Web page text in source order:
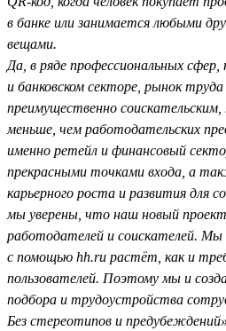
в банке или занимается любыми
вещами.
Да, в ряде профессиональных сфер,
и банковском секторе, рынок
преимущественно
меньше, чем работодательских
именно ретейл и финансовый
прекрасными точками входа, а
карьерного роста и развития для
мы уверены, что наш новый
работодателей и соискателей.
с помощью hh.ru растёт, как и
пользователей. Поэтому мы и
подбора и трудоустройства
Без стереотипов и предубеждений»